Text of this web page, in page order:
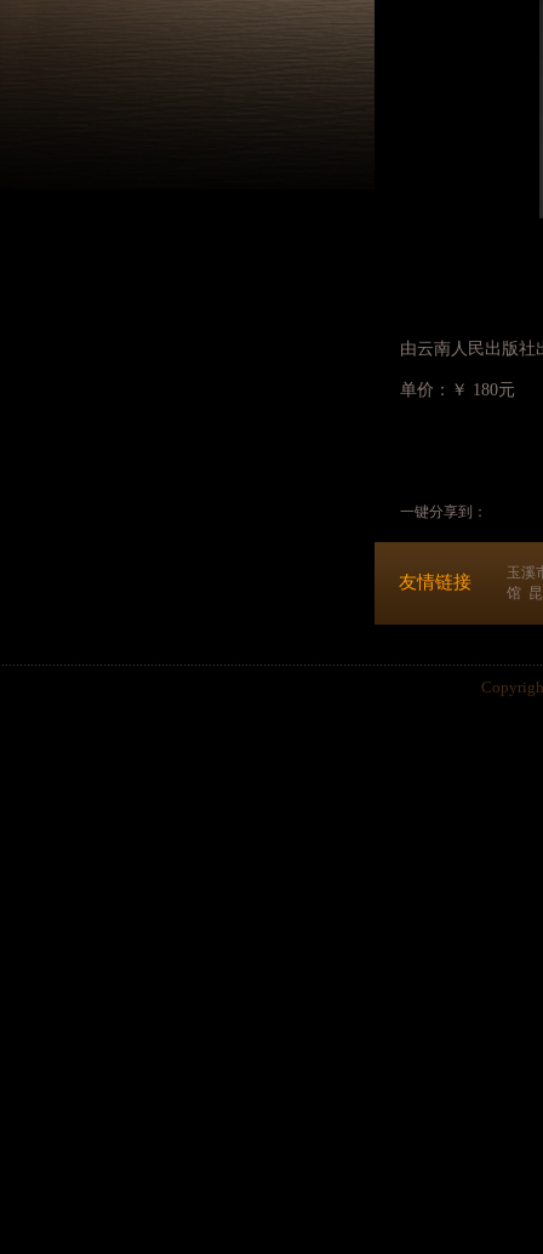
由云南人民出版社
单价：￥ 180元
一键分享到：
友情链接
玉溪
馆